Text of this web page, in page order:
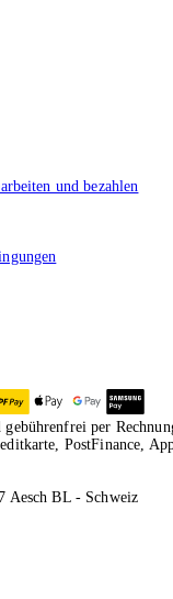
und bezahlen
gebührenfrei per
PostFinance,
Aesch BL - Schweiz